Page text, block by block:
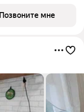
панелей завода
Позвоните мне